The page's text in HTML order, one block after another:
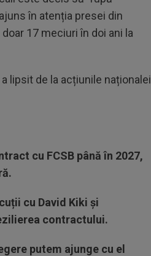
în atenția presei din
17 meciuri în doi ani la
lipsit de la acțiunile naționalei
cu FCSB până în 2027,
cu David Kiki și
contractului.
putem ajunge cu el